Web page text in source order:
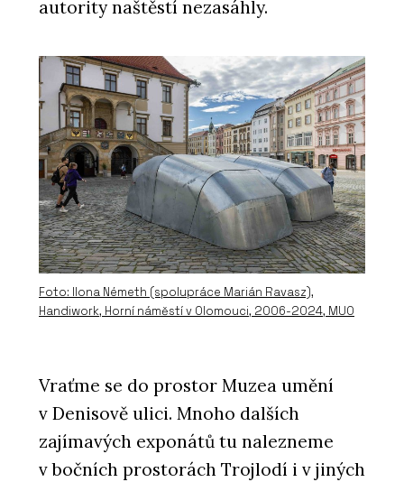
autority naštěstí nezasáhly.
Foto: Ilona Németh (spolupráce Marián Ravasz),
Handiwork, Horní náměstí v Olomouci, 2006-2024, MUO
Vraťme se do prostor Muzea umění
v Denisově ulici. Mnoho dalších
zajímavých exponátů tu nalezneme
v bočních prostorách Trojlodí i v jiných